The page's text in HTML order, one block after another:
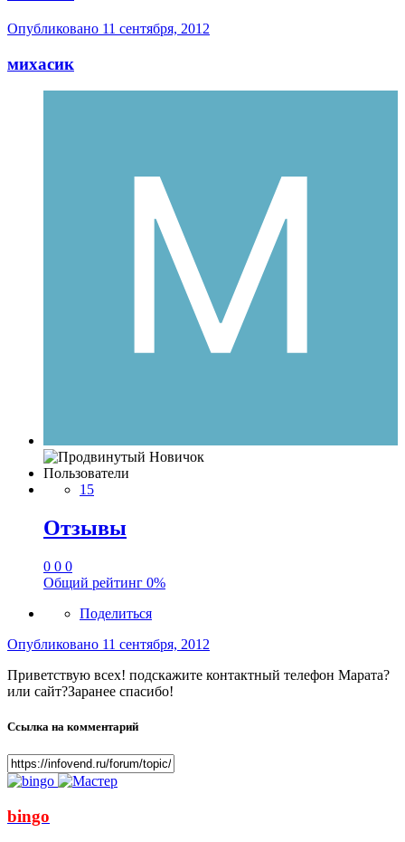
Опубликовано 11 сентября, 2012
михасик
Пользователи
15
Отзывы
0 0 0
Общий рейтинг 0%
Поделиться
Опубликовано 11 сентября, 2012
Приветствую всех! подскажите контактный телефон Марата?
или сайт?Заранее спасибо!
Ссылка на комментарий
bingo